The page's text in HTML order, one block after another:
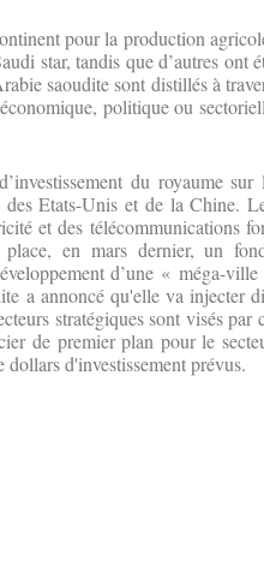
pour la production
star, tandis que d’autres ont
saoudite sont distillés à
politique ou
du royaume sur
des Etats-Unis et de la Chine.
et des télécommunications
en mars dernier, un
d’une « méga-ville
a annoncé qu'elle va injecter
stratégiques sont visés par
de premier plan pour le
d'investissement prévus.